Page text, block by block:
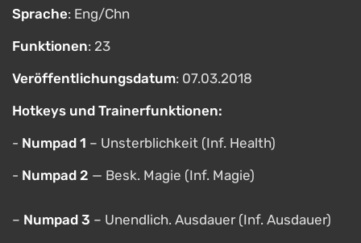
Sprache: Eng/Chn
Funktionen: 23
Veröffentlichungsdatum: 07.03.2018
Hotkeys und Trainerfunktionen:
- Numpad 1 – Unsterblichkeit (Inf. Health)
- Numpad 2 — Besk. Magie (Inf. Magie)
– Numpad 3 – Unendlich. Ausdauer (Inf. Ausdauer)